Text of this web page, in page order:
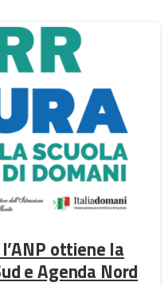
ottiene la
e Agenda Nord